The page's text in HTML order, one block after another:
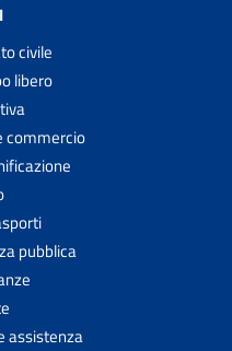
civile
libero
commercio
pubblica
assistenza